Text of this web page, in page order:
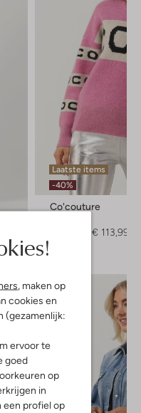
, maken op
cookies en
(gezamenlijk:
ervoor te
goed
op
in
een profiel op
Laatste items
-40%
Co'couture
€ 113,99